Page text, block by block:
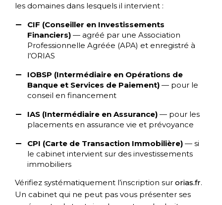
les domaines dans lesquels il intervient :
CIF (Conseiller en Investissements
Financiers) — agréé par une Association
Professionnelle Agréée (APA) et enregistré à
l’ORIAS
IOBSP (Intermédiaire en Opérations de
Banque et Services de Paiement) — pour le
conseil en financement
IAS (Intermédiaire en Assurance) — pour les
placements en assurance vie et prévoyance
CPI (Carte de Transaction Immobilière) — si
le cabinet intervient sur des investissements
immobiliers
Vérifiez systématiquement l’inscription sur orias.fr.
Un cabinet qui ne peut pas vous présenter ses